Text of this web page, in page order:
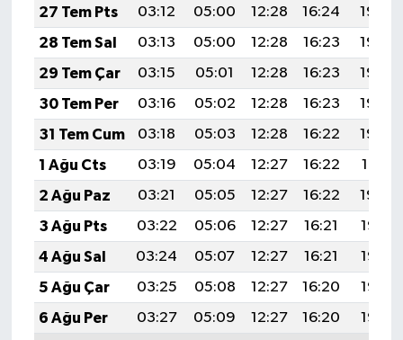
27 Tem Pts
03:12 05:00 12:28 16:24
19:46
28 Tem Sal
03:13 05:00 12:28 16:23
19:45
29 Tem Çar
03:15 05:01 12:28 16:23
19:44
30 Tem Per
03:16 05:02 12:28 16:23
19:43
31 Tem Cum
03:18 05:03 12:28 16:22
19:42
1 Ağu Cts
03:19 05:04 12:27 16:22
19:41
2 Ağu Paz
03:21 05:05 12:27 16:22
19:40
3 Ağu Pts
03:22 05:06 12:27 16:21
19:38
4 Ağu Sal
03:24 05:07 12:27 16:21
19:37
5 Ağu Çar
03:25 05:08 12:27 16:20
19:36
6 Ağu Per
03:27 05:09 12:27 16:20
19:35